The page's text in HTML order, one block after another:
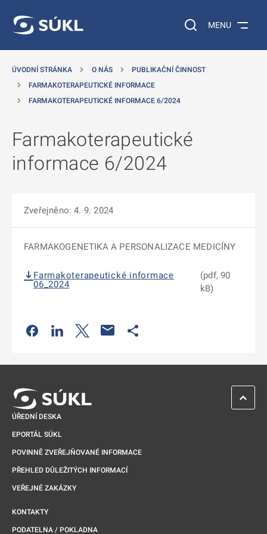
Vyhledávání na
MENU
ÚVODNÍ STRÁNKA O NÁS
PUBLIKAČNÍ ČINNOST
FARMAKOTERAPEUTICKÉ INFORMACE
FARMAKOTERAPEUTICKÉ INFORMACE 6/2024
Farmakoterapeutické
informace 6/2024
Zveřejněno: 4. 9. 2024
FARMAKOGENETIKA A PERSONALIZACE MEDICÍNY
Farmakoterapeutické informace
06_2024
(pdf, 90
kB)
Odkaz se otevře na nové kartě
Odkaz se otevře na nové kartě
Odkaz se otevře na nové kartě
ÚŘEDNÍ DESKA
EPORTÁL SÚKL
POVINNĚ ZVEŘEJŇOVANÉ INFORMACE
PŘEHLED DŮLEŽITÝCH INFORMACÍ
VEŘEJNÉ ZAKÁZKY
KONTAKTY
PODATELNA / POKLADNA
ZPĚT